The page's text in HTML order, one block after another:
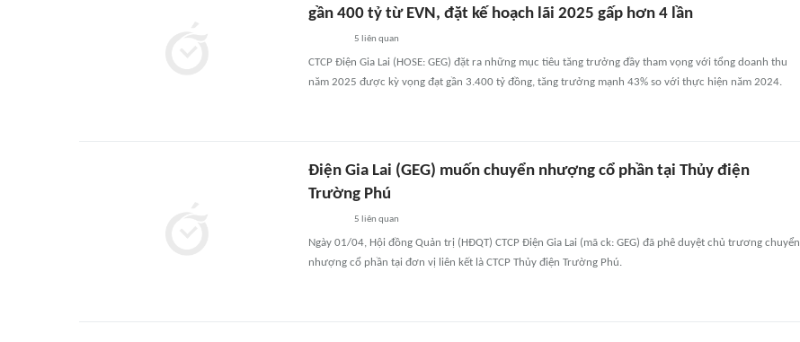
gần 400 tỷ từ EVN, đặt kế hoạch lãi 2025 gấp hơn 4 lần
5 liên quan
CTCP Điện Gia Lai (HOSE: GEG) đặt ra những mục tiêu tăng trưởng đầy tham vọng với tổng doanh thu
năm 2025 được kỳ vọng đạt gần 3.400 tỷ đồng, tăng trưởng mạnh 43% so với thực hiện năm 2024.
Điện Gia Lai (GEG) muốn chuyển nhượng cổ phần tại Thủy điện
Trường Phú
5 liên quan
Ngày 01/04, Hội đồng Quản trị (HĐQT) CTCP Điện Gia Lai (mã ck: GEG) đã phê duyệt chủ trương chuyển
nhượng cổ phần tại đơn vị liên kết là CTCP Thủy điện Trường Phú.